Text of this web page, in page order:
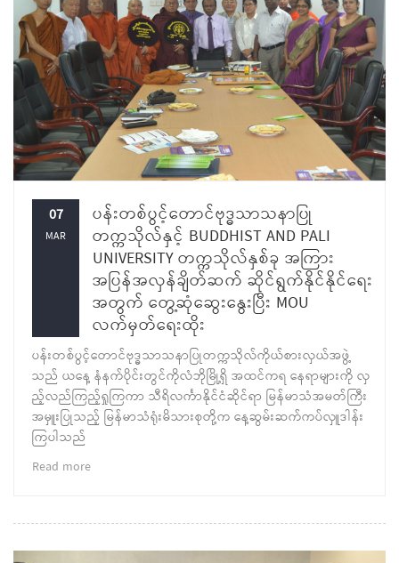
07
MAR
ပန်းတစ်ပွင့်တောင်ဗုဒ္ဓသာသနာပြု
တက္ကသိုလ်နှင့် BUDDHIST AND PALI
UNIVERSITY တက္ကသိုလ်နှစ်ခု အကြား
အပြန်အလှန်ချိတ်ဆက် ဆိုင်ရွက်နိုင်နိုင်ရေး
အတွက် တွေ့ဆုံဆွေးနွေးပြီး MOU
လက်မှတ်ရေးထိုး
ပန်းတစ်ပွင့်တောင်ဗုဒ္ဓသာသနာပြုတက္ကသိုလ်ကိုယ်စားလှယ်အဖွဲ့
သည် ယနေ့ နံနက်ပိုင်းတွင်ကိုလံဘိုမြို့ရှိ အထင်ကရ နေရာများကို လှ
ည့်လည်ကြည့်ရှုကြကာ သီရိလင်္ကာနိုင်ငံဆိုင်ရာ မြန်မာသံအမတ်ကြီး
အမှူးပြုသည့် မြန်မာသံရုံးမိသားစုတို့က နေ့ဆွမ်းဆက်ကပ်လှူဒါန်း
ကြပါသည်
Read more